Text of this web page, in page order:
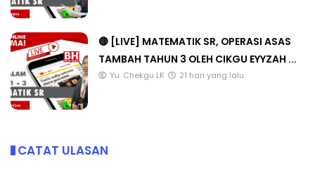
🔴 [LIVE] MATEMATIK SR, OPERASI ASAS
TAMBAH TAHUN 3 OLEH CIKGU EYYZAH ...
Yu. Chekgu LK 21 hari yang lalu
CATAT ULASAN